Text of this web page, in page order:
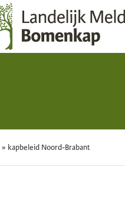
» kapbeleid Noord-Brabant